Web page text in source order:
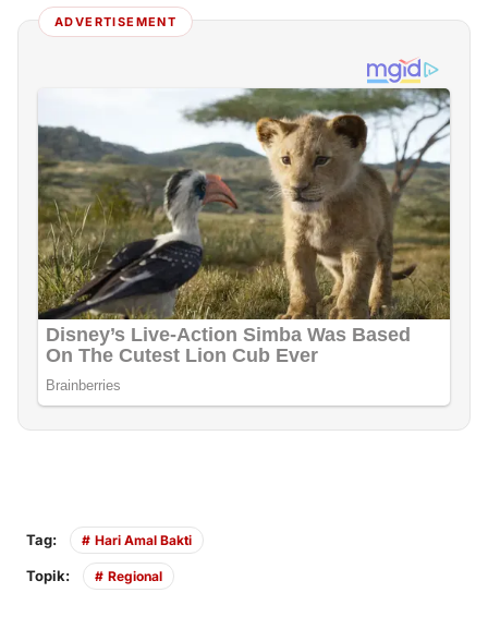
ADVERTISEMENT
Tag: Hari Amal Bakti
Topik: Regional